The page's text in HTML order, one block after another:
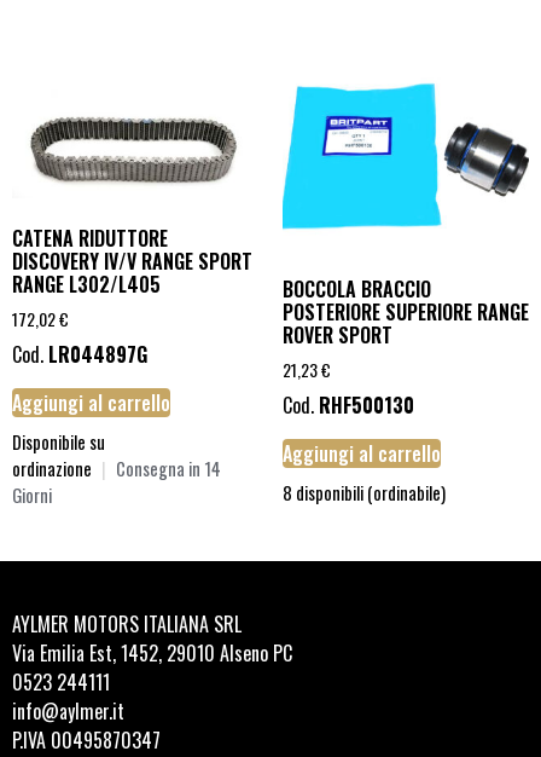
CATENA RIDUTTORE
DISCOVERY IV/V RANGE SPORT
RANGE L302/L405
172,02€
Cod. LR044897G
Aggiungi al carrello
Disponibile su
ordinazione | Consegna in 14
Giorni
BOCCOLA BRACCIO
POSTERIORE SUPERIORE RANGE
ROVER SPORT
21,23€
Cod. RHF500130
Aggiungi al carrello
8 disponibili (ordinabile)
AYLMER MOTORS ITALIANA SRL
Via Emilia Est, 1452, 29010 Alseno PC
0523 244111
info@aylmer.it
P.IVA 00495870347